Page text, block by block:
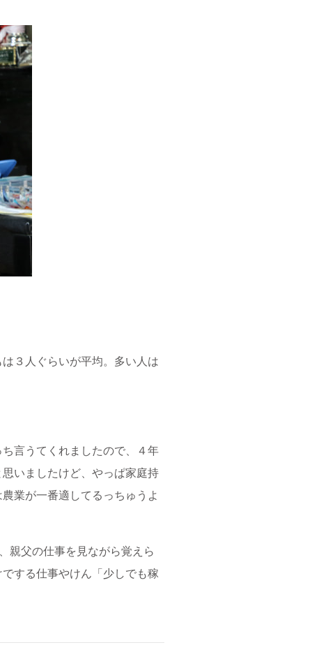
３人ぐらいが平均。多い人は
言うてくれましたので、４年
いましたけど、やっぱ家庭持
業が一番適してるっちゅうよ
親父の仕事を見ながら覚えら
する仕事やけん「少しでも稼